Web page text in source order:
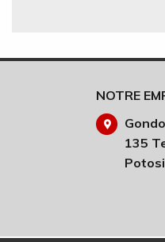
NOTRE
135